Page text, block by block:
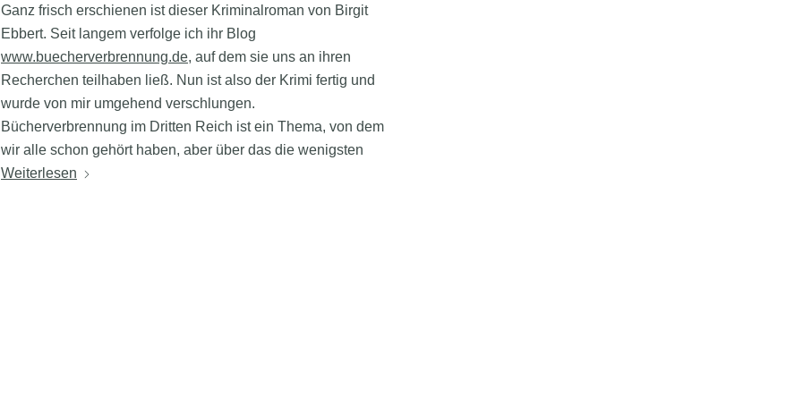
Ganz frisch erschienen ist dieser Kriminalroman von Birgit
Ebbert. Seit langem verfolge ich ihr Blog
www.buecherverbrennung.de, auf dem sie uns an ihren
Recherchen teilhaben ließ. Nun ist also der Krimi fertig und
wurde von mir umgehend verschlungen.
Bücherverbrennung im Dritten Reich ist ein Thema, von dem
wir alle schon gehört haben, aber über das die wenigsten
Weiterlesen